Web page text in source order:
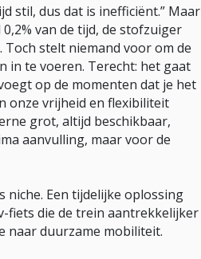
stil, dus dat is inefficiënt.” Maar
van de tijd, de stofzuiger
stelt niemand voor om de
in te voeren. Terecht: het gaat
op de momenten dat je het
onze vrijheid en flexibiliteit
grot, altijd beschikbaar,
aanvulling, maar voor de
niche. Een tijdelijke oplossing
fiets die de trein aantrekkelijker
naar duurzame mobiliteit.